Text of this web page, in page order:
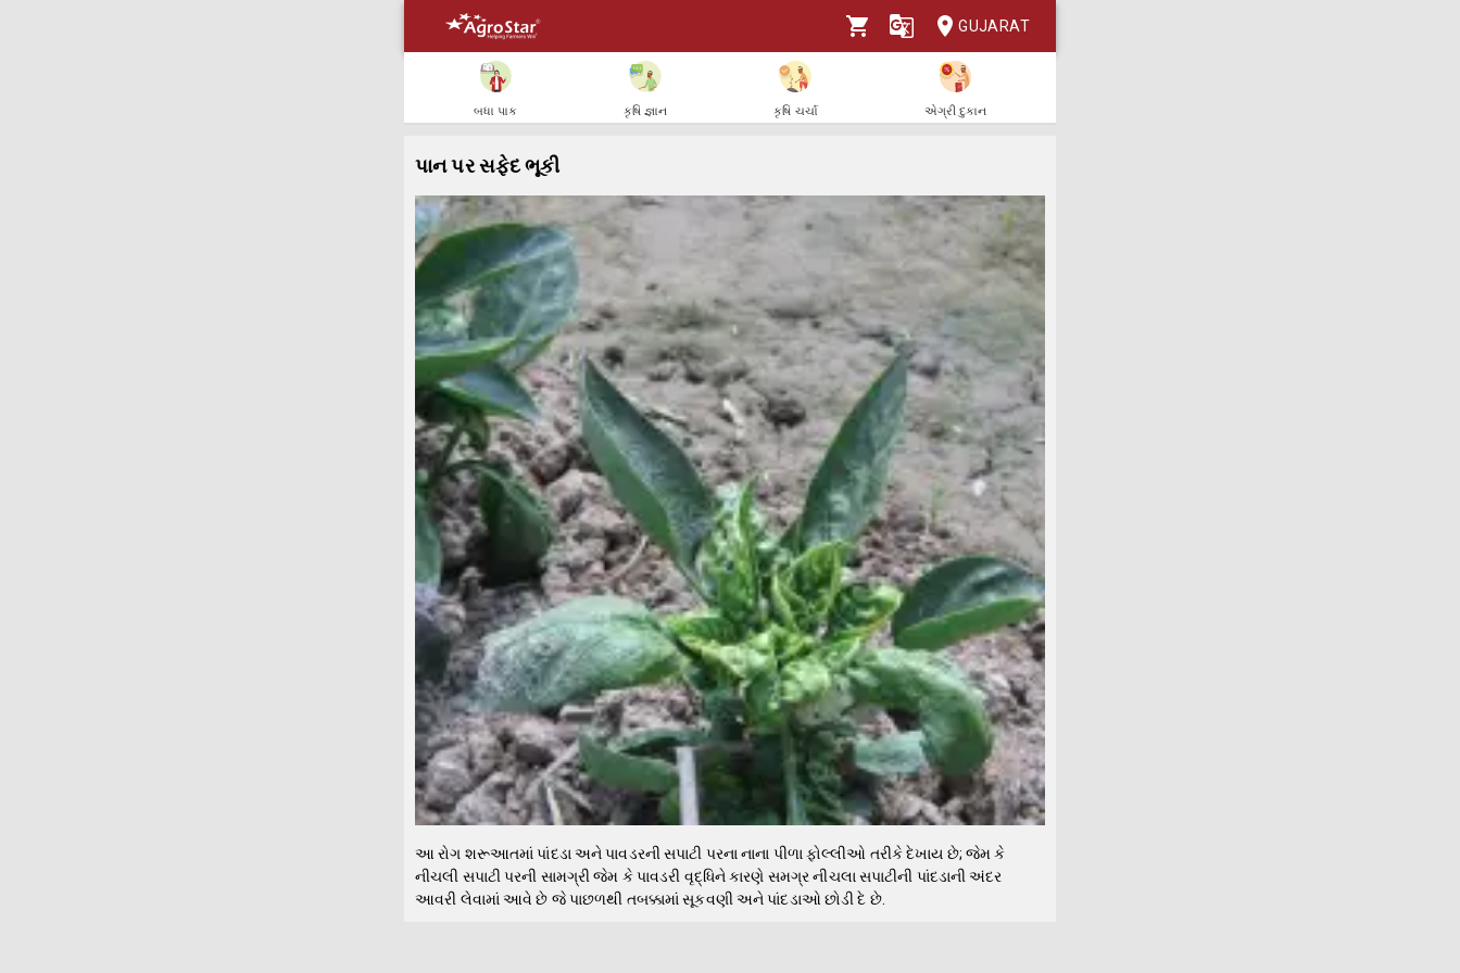
GUJARAT
બધા પાક કૃષિ જ્ઞાન કૃષિ ચર્ચા એગ્રી દુકાન
પાન પર સફેદ ભૂકી
આ રોગ શરૂઆતમાં પાંદડા અને પાવડરની સપાટી પરના નાના પીળા ફોલ્લીઓ તરીકે દેખાય છે; જેમ કે
નીચલી સપાટી પરની સામગ્રી જેમ કે પાવડરી વૃદ્ધિને કારણે સમગ્ર નીચલા સપાટીની પાંદડાની અંદર
આવરી લેવામાં આવે છે જે પાછળથી તબક્કામાં સૂકવણી અને પાંદડાઓ છોડી દે છે.